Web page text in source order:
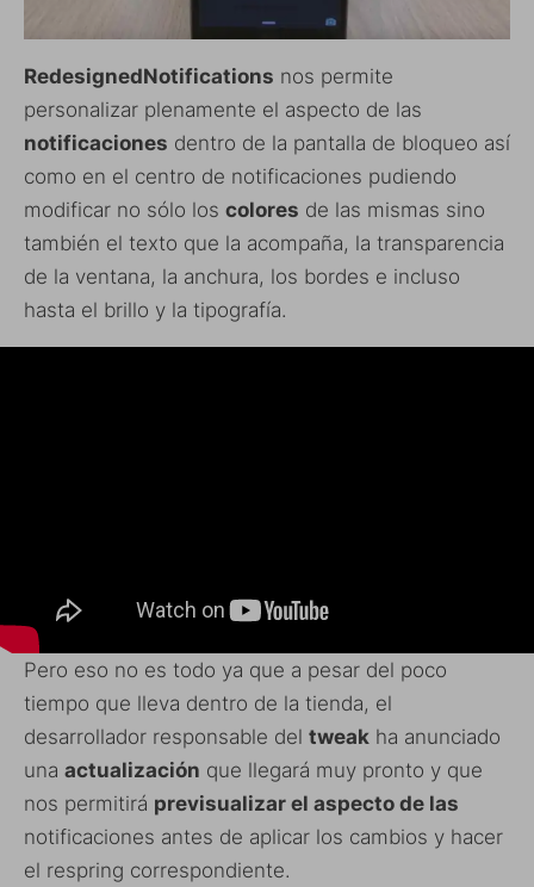
RedesignedNotifications nos permite
personalizar plenamente el aspecto de las
notificaciones dentro de la pantalla de bloqueo así
como en el centro de notificaciones pudiendo
modificar no sólo los colores de las mismas sino
también el texto que la acompaña, la transparencia
de la ventana, la anchura, los bordes e incluso
hasta el brillo y la tipografía.
Pero eso no es todo ya que a pesar del poco
tiempo que lleva dentro de la tienda, el
desarrollador responsable del tweak ha anunciado
una actualización que llegará muy pronto y que
nos permitirá previsualizar el aspecto de las
notificaciones antes de aplicar los cambios y hacer
el respring correspondiente.